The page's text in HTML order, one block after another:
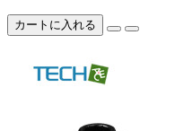
カートに入れる